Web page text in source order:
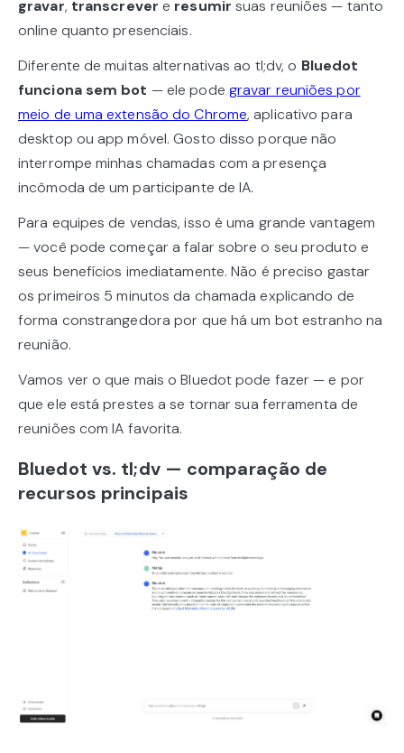
gravar, transcrever e resumir suas reuniões — tanto
online quanto presenciais.
Diferente de muitas alternativas ao tl;dv, o Bluedot
funciona sem bot — ele pode gravar reuniões por
meio de uma extensão do Chrome, aplicativo para
desktop ou app móvel. Gosto disso porque não
interrompe minhas chamadas com a presença
incômoda de um participante de IA.
Para equipes de vendas, isso é uma grande vantagem
— você pode começar a falar sobre o seu produto e
seus benefícios imediatamente. Não é preciso gastar
os primeiros 5 minutos da chamada explicando de
forma constrangedora por que há um bot estranho na
reunião.
Vamos ver o que mais o Bluedot pode fazer — e por
que ele está prestes a se tornar sua ferramenta de
reuniões com IA favorita.
Bluedot vs. tl;dv — comparação de
recursos principais